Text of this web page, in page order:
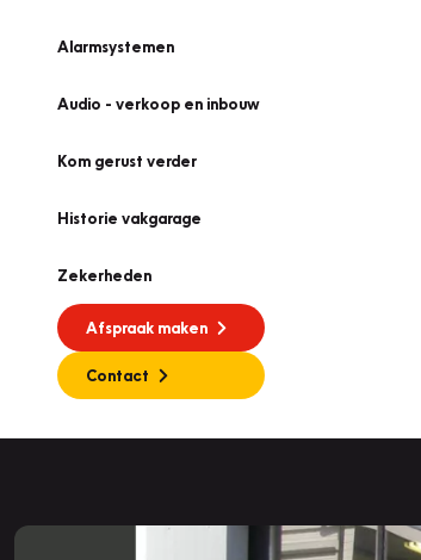
Alarmsystemen
Audio - verkoop en inbouw
Kom gerust verder
Historie vakgarage
Zekerheden
Afspraak maken
Contact